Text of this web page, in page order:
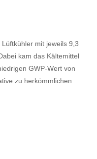
mit jeweils 9,3
kam das Kältemittel
GWP-Wert von
zu herkömmlichen